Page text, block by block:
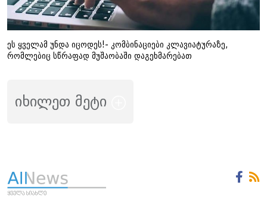
ეს ყველამ უნდა იცოდეს!- კომბინაციები კლავიატურაზე,
რომლებიც სწრაფად მუშაობაში დაგეხმარებათ
იხილეთ მეტი